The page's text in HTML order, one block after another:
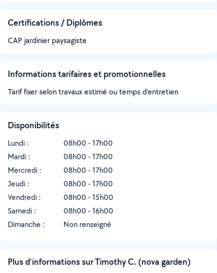
Certifications / Diplômes
CAP jardinier paysagiste
Informations tarifaires et promotionnelles
Tarif fixer selon travaux estimé ou temps d’entretien
Disponibilités
Lundi :
08h00 - 17h00
Mardi :
08h00 - 17h00
Mercredi :
08h00 - 17h00
Jeudi :
08h00 - 17h00
Vendredi :
08h00 - 15h00
Samedi :
08h00 - 16h00
Dimanche :
Non renseigné
Plus d’informations sur Timothy C. (nova garden)